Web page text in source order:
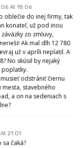
At 18:06
oblečie do inej firmy, tak
konateľ, už pod inou
zo zmluvy,
Ak mal dlh 12 780
už v apríli neplatil. A
No skúsil by nejaký
odstrániť čiernu
mesta, stavebného
a on na sedeniach s
21:01
sa čaká?